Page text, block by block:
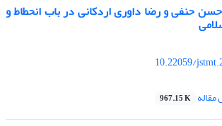
حنفی و رضا داوری اردکانی در باب انحطاط و
10.22059/
967.15 K